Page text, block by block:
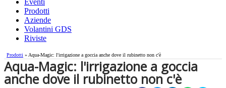
Prodotti
Aziende
Volantini GDS
Riviste
Prodotti » Aqua-Magic: l'irrigazione a goccia anche dove il rubinetto non c'è
Aqua-Magic: l'irrigazione a goccia
anche dove il rubinetto non c'è